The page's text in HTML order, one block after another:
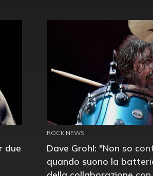
due
ROCK NEWS
Dave Grohl: "Non so
quando suono la